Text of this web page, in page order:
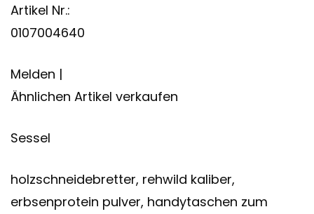
Artikel Nr.:
0107004640
Melden |
Ähnlichen Artikel verkaufen
Sessel
holzschneidebretter, rehwild kaliber,
erbsenprotein pulver, handytaschen zum